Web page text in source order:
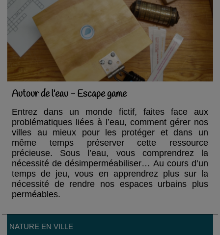
Autour de l'eau - Escape game
Entrez dans un monde fictif, faites face aux
problématiques liées à l’eau, comment gérer nos
villes au mieux pour les protéger et dans un
même temps préserver cette ressource
précieuse. Sous l’eau, vous comprendrez la
nécessité de désimperméabiliser… Au cours d’un
temps de jeu, vous en apprendrez plus sur la
nécessité de rendre nos espaces urbains plus
perméables.
NATURE EN VILLE